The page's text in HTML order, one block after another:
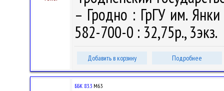
– Гродно : ГрГУ им.
582-700-0 : 32,75р., 3экз.
Добавить в корзину Подробнее
ББК 83.3 М63